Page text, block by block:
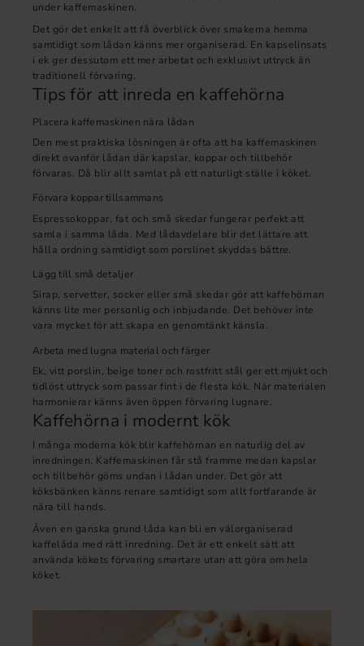
under kaffemaskinen.
Det gör det enkelt att få överblick över smakerna hemma
samtidigt som lådan känns mer organiserad. En kapselinsats
i ek ger dessutom ett mer arbetat och exklusivt uttryck än
traditionell förvaring.
Tips för att inreda en kaffehörna
Placera kaffemaskinen nära lådan
Den mest praktiska lösningen är ofta att ha kaffemaskinen
direkt ovanför lådan där kapslar, koppar och tillbehör
förvaras. Då blir allt samlat på ett naturligt ställe i köket.
Förvara koppar tillsammans
Espressokoppar, fat och små skedar fungerar perfekt att
samla i samma låda. Med lådavdelare blir det lättare att
hålla ordning samtidigt som porslinet skyddas bättre.
Lägg till små detaljer
Sirap, servetter, socker eller små skedar gör att kaffehörnan
känns lite mer personlig och inbjudande. Det behöver inte
vara mycket för att skapa en genomtänkt känsla.
Arbeta med lugna material och färger
Ek, vitt porslin, beige toner och rostfritt stål ger ett mjukt och
tidlöst uttryck som passar fint i de flesta kök. När materialen
harmonierar känns även öppen förvaring lugnare.
Kaffehörna i modernt kök
I många moderna kök blir kaffehörnan en naturlig del av
inredningen. Kaffemaskinen får stå framme medan kapslar
och tillbehör göms undan i lådan under. Det gör att
köksbänken känns renare samtidigt som allt fortfarande är
nära till hands.
Även en ganska grund låda kan bli en välorganiserad
kaffelåda med rätt inredning. Det är ett enkelt sätt att
använda kökets förvaring smartare utan att göra om hela
köket.